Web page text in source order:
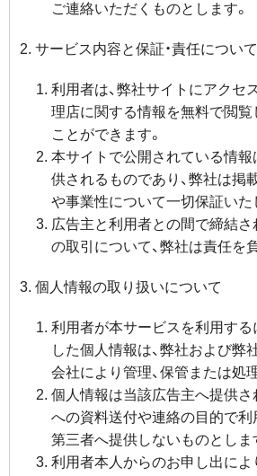
ご連絡いただくものとします。
サービス内容と保証・責任について
利用者は、弊社サイトにアクセ
理店に関する情報を無料で閲覧
ことができます。
本サイトで公開されている情
供されるものであり、弊社は掲
や事業性について一切保証いた
広告主と利用者との間で締結
の取引について、弊社は責任を
個人情報の取り扱いについて
利用者が本サービスを利用す
した個人情報は、弊社および弊
会社により管理、保管または処
個人情報は当該広告主へ提供さ
への資料送付や連絡の目的で利
第三者へ提供しないものとしま
利用者本人からのお申し出によ